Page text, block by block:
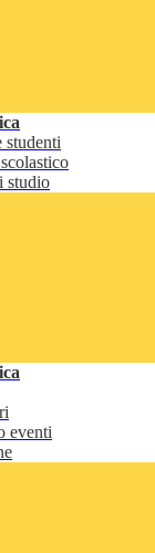
studenti
studio
eventi